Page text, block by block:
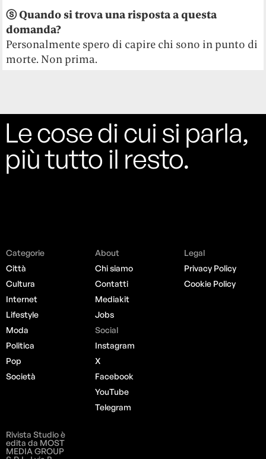
ⓢ Quando si trova una risposta a questa
domanda?
Personalmente spero di capire chi sono in punto di
morte. Non prima.
Le cose di cui si parla,
più tutto il resto.
Categorie
Città
Cultura
Internet
Lifestyle
Moda
Politica
Pop
Società
About
Chi siamo
Contatti
Mediakit
Jobs
Social
Instagram
X
Facebook
YouTube
Telegram
Legal
Privacy Policy
Cookie Policy
Rivista Studio è
edita da MOST
MEDIA GROUP